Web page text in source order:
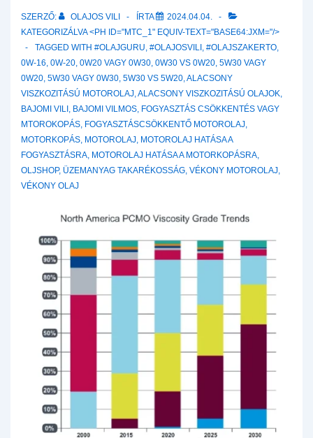
SZERZŐ: OLAJOS VILI ÍRTA
2024.04.04.
KATEGORIZÁLVA <PH ID="MTC_1" EQUIV-TEXT="BASE64:JXM="/>
TAGGED WITH #OLAJGURU, #OLAJOSVILI , #OLAJSZAKERTO,
0W-16, 0W-20, 0W20 VAGY 0W30, 0W30 VS 0W20, 5W30 VAGY
0W20, 5W30 VAGY 0W30, 5W30 VS 5W20,ALACSONY
VISZKOZITÁSÚ MOTOROLAJ,ALACSONY VISZKOZITÁSÚ OLAJOK,
BAJOMI VILI , BAJOMI VILMOS, FOGYASZTÁS CSÖKKENTÉS VAGY
MTOROKOPÁS, FOGYASZTÁSCSÖKKENTŐ MOTOROLAJ,
MOTORKOPÁS, MOTOROLAJ, MOTOROLAJ HATÁSA A
FOGYASZTÁSRA, MOTOROLAJ HATÁSA A MOTORKOPÁSRA,
OLJSHOP, ÜZEMANYAG TAKARÉKOSSÁG, VÉKONY MOTOROLAJ,
VÉKONY OLAJ